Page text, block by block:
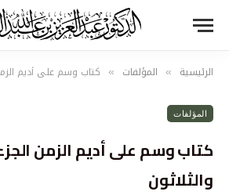
الرئيسية » المؤلفات » كتاب وسم على أديم
المؤلفات
كتاب وسم على أديم الزمن
والثلاثون